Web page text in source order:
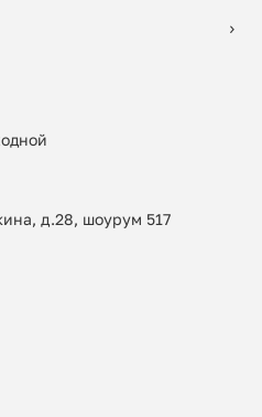
д.28, шоурум 517